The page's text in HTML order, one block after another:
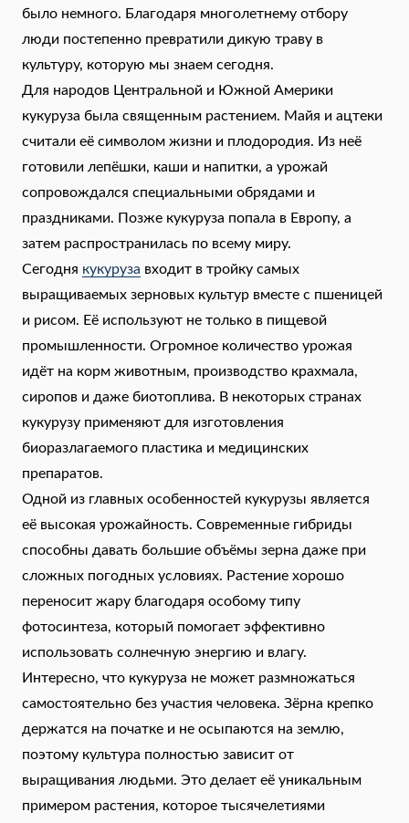
было немного. Благодаря многолетнему отбору
люди постепенно превратили дикую траву в
культуру, которую мы знаем сегодня.
Для народов Центральной и Южной Америки
кукуруза была священным растением. Майя и ацтеки
считали её символом жизни и плодородия. Из неё
готовили лепёшки, каши и напитки, а урожай
сопровождался специальными обрядами и
праздниками. Позже кукуруза попала в Европу, а
затем распространилась по всему миру.
Сегодня кукуруза входит в тройку самых
выращиваемых зерновых культур вместе с пшеницей
и рисом. Её используют не только в пищевой
промышленности. Огромное количество урожая
идёт на корм животным, производство крахмала,
сиропов и даже биотоплива. В некоторых странах
кукурузу применяют для изготовления
биоразлагаемого пластика и медицинских
препаратов.
Одной из главных особенностей кукурузы является
её высокая урожайность. Современные гибриды
способны давать большие объёмы зерна даже при
сложных погодных условиях. Растение хорошо
переносит жару благодаря особому типу
фотосинтеза, который помогает эффективно
использовать солнечную энергию и влагу.
Интересно, что кукуруза не может размножаться
самостоятельно без участия человека. Зёрна крепко
держатся на початке и не осыпаются на землю,
поэтому культура полностью зависит от
выращивания людьми. Это делает её уникальным
примером растения, которое тысячелетиями